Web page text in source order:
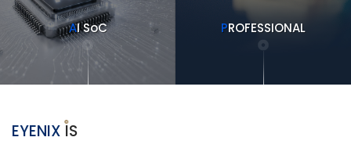
AI SoC PROFESSIONAL
EYENIX IS